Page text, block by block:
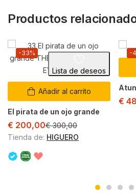
Productos
Añadir al carrito
Lista de deseos
-33%
El pirata de un ojo grande
€ 200,00€300,00
Tienda de: HIGUERO
-
€